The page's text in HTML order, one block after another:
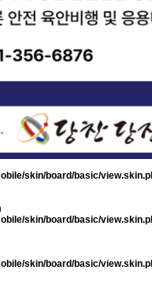
skin/board/basic/
skin/board/basic/
skin/board/basic/